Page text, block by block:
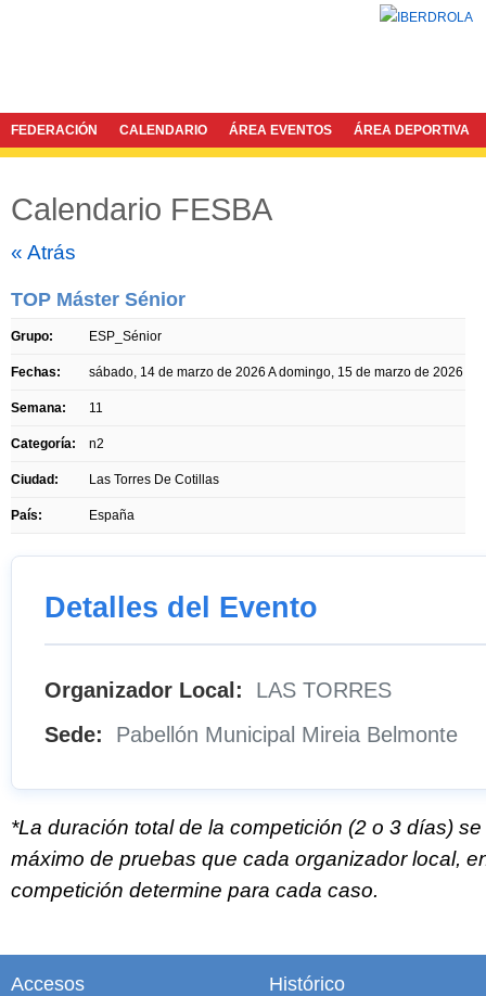
FEDERACIÓN CALENDARIO ÁREA EVENTOS ÁREA DEPORTIVA
Calendario FESBA
« Atrás
TOP Máster Sénior
Grupo: ESP_Sénior
Fechas: sábado, 14 de marzo de 2026 Adomingo, 15 de marzo de 2026
Semana: 11
Categoría: n2
Ciudad: Las Torres De Cotillas
País: España
Detalles del Evento
Organizador Local:
LAS TORRES
Sede:
Pabellón Municipal Mireia Belmonte
*La duración total de la competición (2 o 3 días)
máximo de pruebas que cada organizador local,
competición determine para cada caso.
Accesos Histórico